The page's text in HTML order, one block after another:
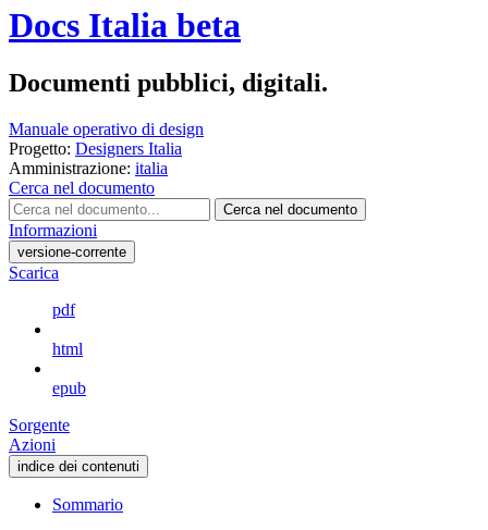
Docs Italia beta
Documenti pubblici, digitali.
Manuale operativo di design
Progetto: Designers Italia
Amministrazione: italia
Cerca nel documento
Cerca nel documento
Informazioni
versione-corrente
Scarica
pdf
html
epub
Sorgente
Azioni
indice dei contenuti
Sommario